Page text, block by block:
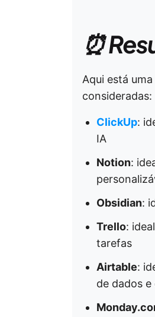
⏰
Aqui está
consideradas:
ClickUp:
IA
Notion:
Obsidian:
Trello:
tarefas
Airtable:
de dados